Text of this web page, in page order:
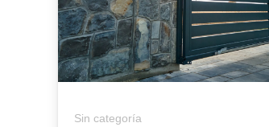
Sin categoría